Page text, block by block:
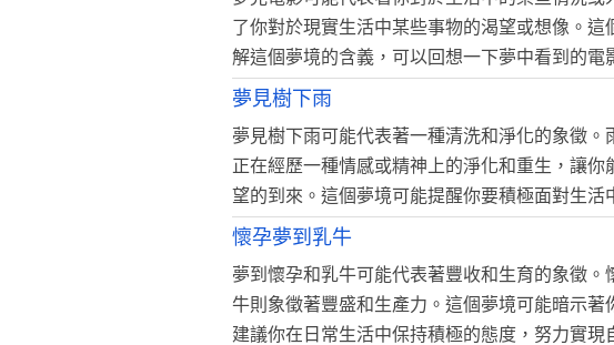
了你對於現實生活中某些事物的渴望或想像。
解這個夢境的含義，可以回想一下夢中看到的
夢見樹下雨
夢見樹下雨可能代表著一種清洗和淨化的象徵
正在經歷一種情感或精神上的淨化和重生，讓
望的到來。這個夢境可能提醒你要積極面對生活
懷孕夢到乳牛
夢到懷孕和乳牛可能代表著豐收和生育的象徵
牛則象徵著豐盛和生產力。這個夢境可能暗示
建議你在日常生活中保持積極的態度，努力實現